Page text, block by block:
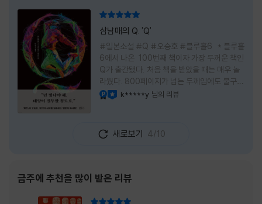
삼남매의 Q. 'Q'
#일본소설 #Q #오승호 #블루홀6 * 블루홀
6에서 나온 100번째 책이자 가장 두꺼운 책인
Q가 출간됐다. 처음 책을 받았을 때는 매우 놀
라웠다. 800페이지가 넘는 두께임에도 불구하
고 생각보다 책이 가벼웠다. 여기에 측면을 영
제목이 Q란다. 처음 제목을 봤을 때 나는 질문
을 의미하는 Question을 떠올렸다. 하지만 이
려는 걸까, 아니면 같이 논의를 하자는 걸까 고
개를 갸웃거리며 책을 펴들었다. * 틈만 나면
경적을 울리고 욕을 입에 달고 사는 선배와 일
k*****y 님의 리뷰
새로보기 4/10
금주에 추천을 많이 받은 리뷰